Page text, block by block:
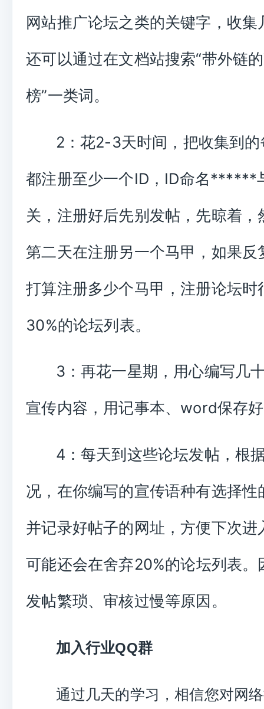
网站推广论坛之类的关键字，收集
还可以通过在文档站搜索“带外链
榜”一类词。
2：花2-3天时间，把收集到
都注册至少一个ID，ID命名******
关，注册好后先别发帖，先晾着，
第二天在注册另一个马甲，如果反
打算注册多少个马甲，注册论坛时
30%的论坛列表。
3：再花一星期，用心编写几
宣传内容，用记事本、word保存
4：每天到这些论坛发帖，根
况，在你编写的宣传语种有选择性
并记录好帖子的网址，方便下次进
可能还会在舍弃20%的论坛列表。
发帖繁琐、审核过慢等原因。
加入行业QQ群
通过几天的学习，相信您对网络